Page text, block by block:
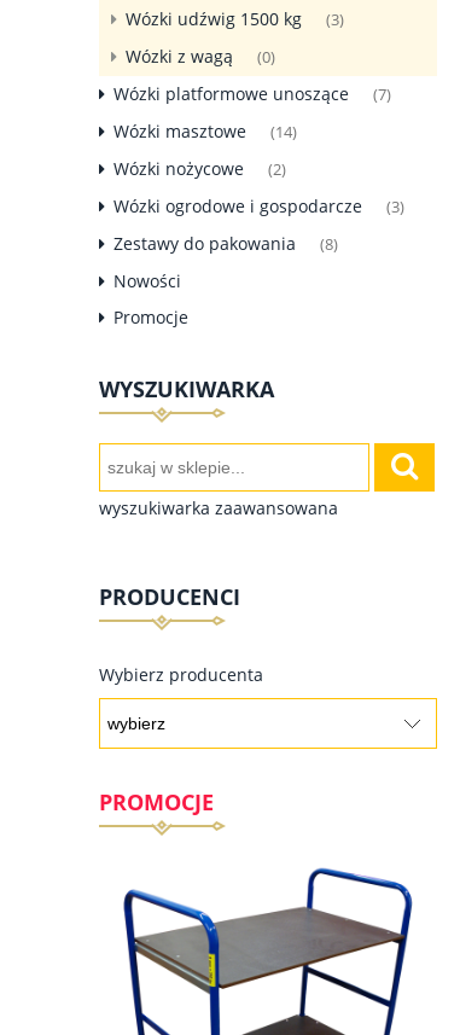
Wózki udźwig 1500 kg (3)
Wózki z wagą (0)
Wózki platformowe unoszące (7)
Wózki masztowe (14)
Wózki nożycowe (2)
Wózki ogrodowe i gospodarcze (3)
Zestawy do pakowania (8)
Nowości
Promocje
WYSZUKIWARKA
wyszukiwarka zaawansowana
PRODUCENCI
Wybierz producenta
PROMOCJE